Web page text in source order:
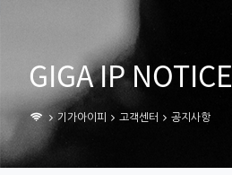
GIGA IP NOTICE
기가아이피 고객센터 공지사항